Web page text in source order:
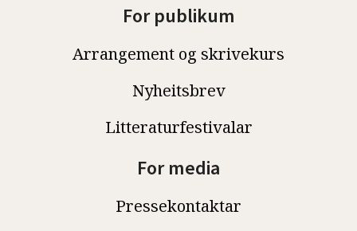
For publikum
Arrangement og skrivekurs
Nyheitsbrev
Litteraturfestivalar
For media
Pressekontaktar